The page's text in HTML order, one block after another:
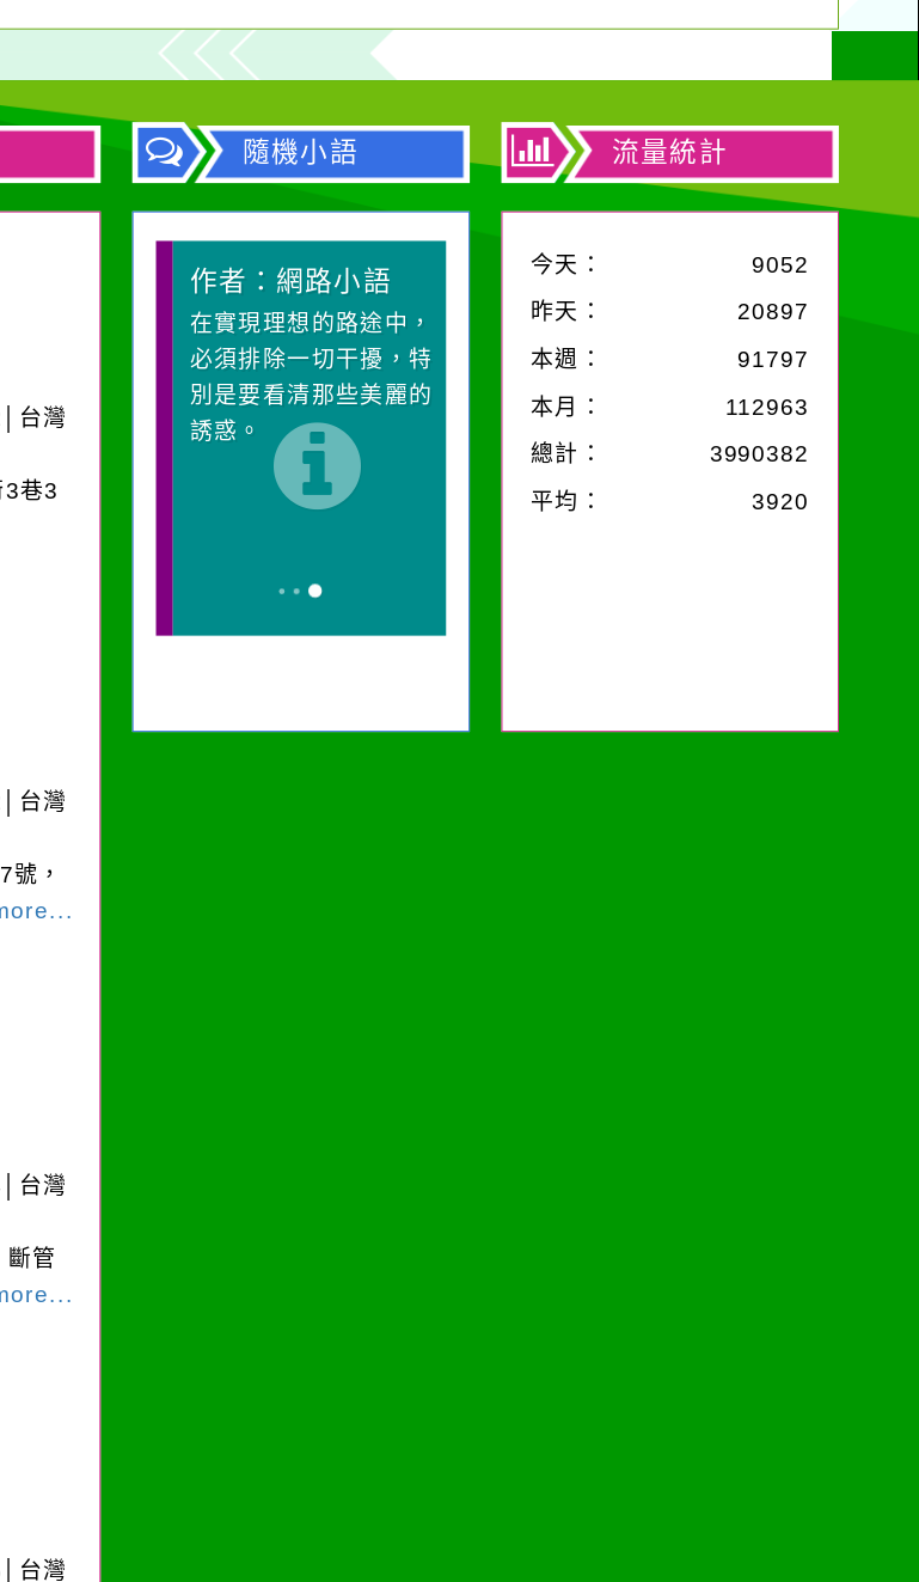
台灣
巷3
台灣
，
台灣
斷管
台灣
隨機小語
小語
入一滴污
。
作者：網路小語
在實現理想的路途中，
必須排除一切干擾，特
別是要看清那些美麗的
誘惑。
流量統計
今天：
9052
昨天：
20897
本週： 91797
本月：
112963
總計：
3990382
平均：
3920